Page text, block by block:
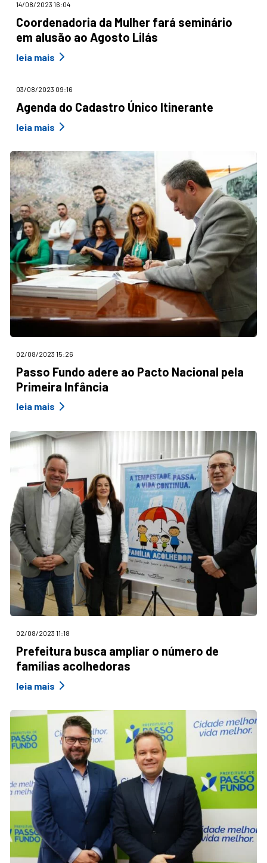
14/08/2023 16:04
Coordenadoria da Mulher fará seminário
em alusão ao Agosto Lilás
leia mais
03/08/2023 09:16
Agenda do Cadastro Único Itinerante
leia mais
02/08/2023 15:26
Passo Fundo adere ao Pacto Nacional pela
Primeira Infância
leia mais
02/08/2023 11:18
Prefeitura busca ampliar o número de
famílias acolhedoras
leia mais